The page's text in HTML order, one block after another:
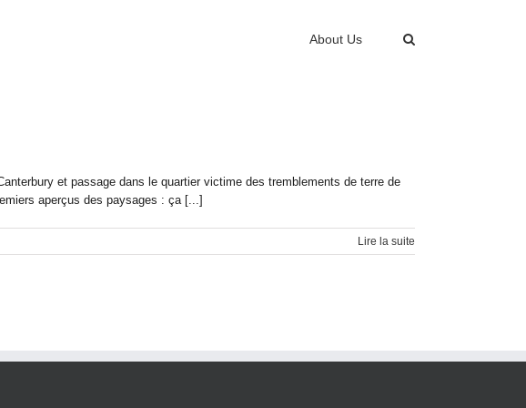
About Us
et passage dans le quartier victime des tremblements de terre de
aperçus des paysages : ça [...]
Lire la suite